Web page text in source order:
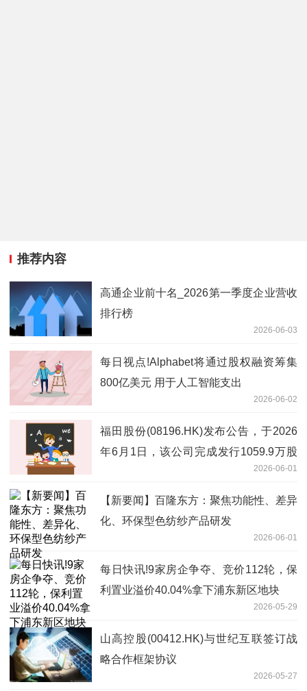
推荐内容
高通企业前十名_2026第一季度企业营收
排行榜
2026-06-03
每日视点!Alphabet将通过股权融资筹集
800亿美元 用于人工智能支出
2026-06-02
福田股份(08196.HK)发布公告，于2026
年6月1日，该公司完成发行1059.9万股
2026-06-01
【新要闻】百隆东方：聚焦功能性、差异
化、环保型色纺纱产品研发
2026-06-01
每日快讯!9家房企争夺、竞价112轮，保
利置业溢价40.04%拿下浦东新区地块
2026-05-29
山高控股(00412.HK)与世纪互联签订战
略合作框架协议
2026-05-27